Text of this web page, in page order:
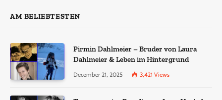
AM BELIEBTESTEN
Pirmin Dahlmeier – Bruder von Laura
Dahlmeier & Leben im Hintergrund
December 21, 2025 3,421 Views